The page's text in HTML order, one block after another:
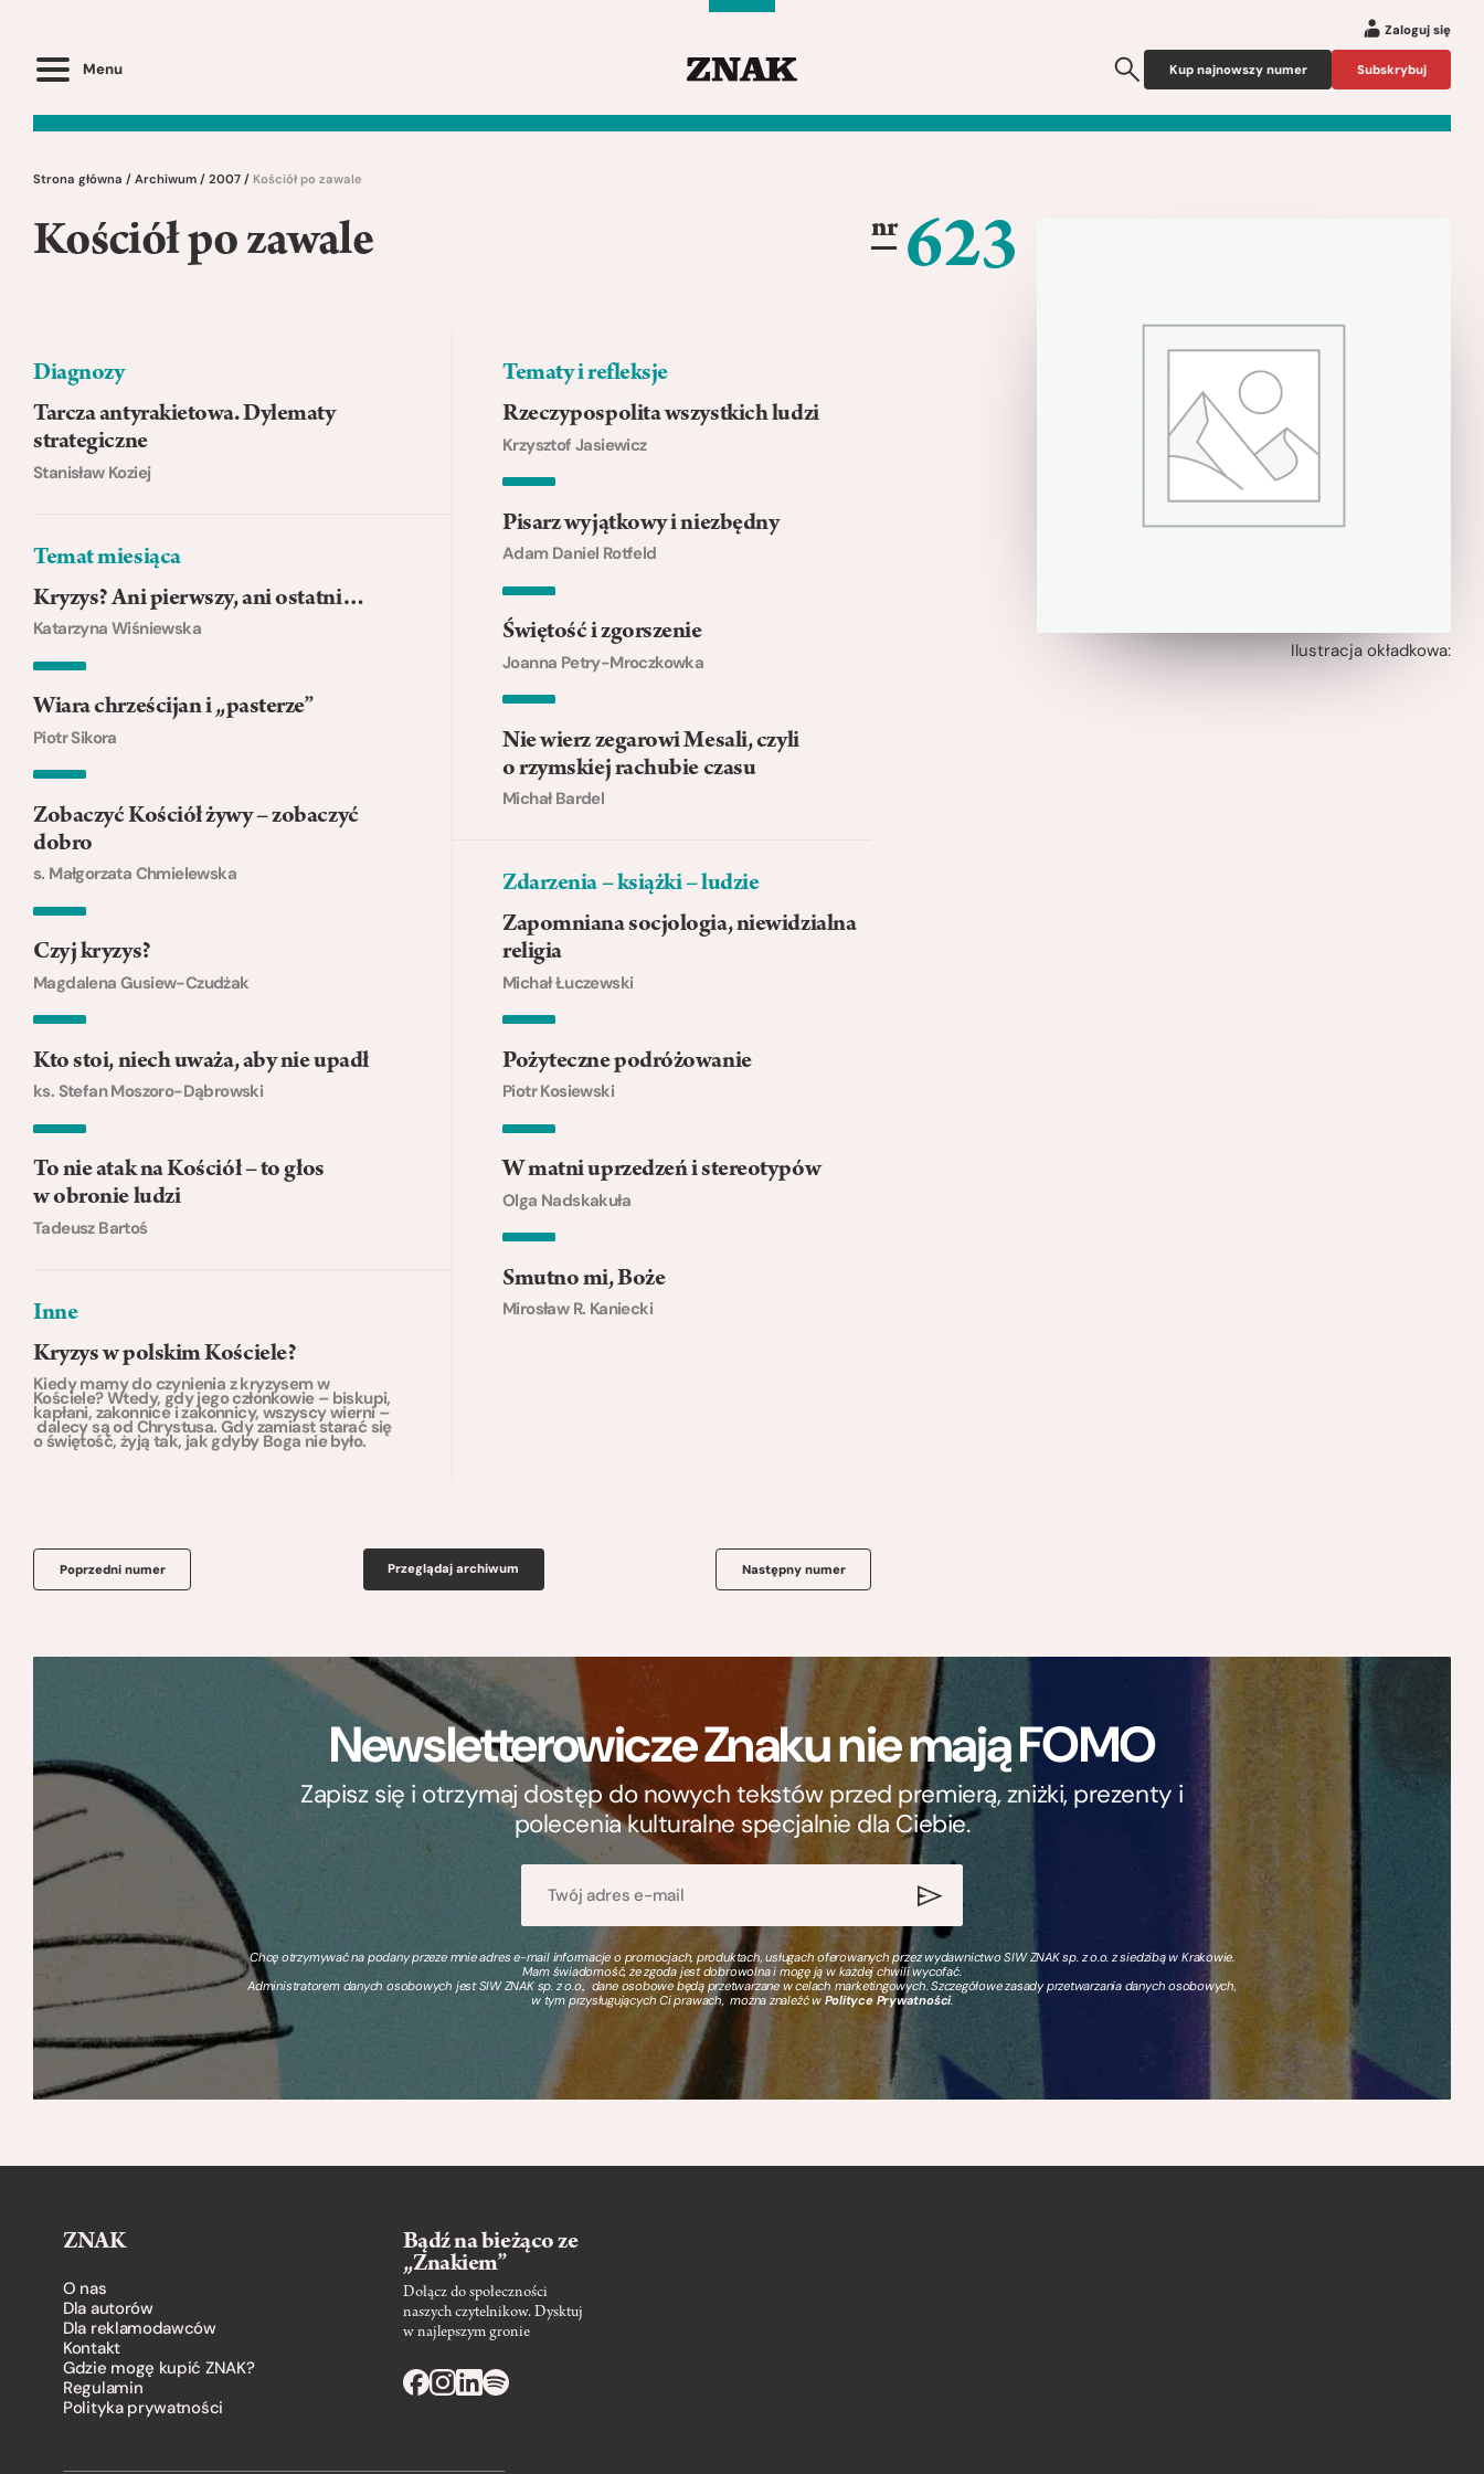
Menu
Zaloguj się
Kup najnowszy numer Subskrybuj
Strona główna / Archiwum / 2007 / Kościół po zawale
Kościół po zawale
Diagnozy
Tarcza antyrakietowa. Dylematy
strategiczne
Stanisław Koziej
Temat miesiąca
Kryzys? Ani pierwszy, ani ostatni…
Katarzyna Wiśniewska
Wiara chrześcijan i „pasterze”
Piotr Sikora
Zobaczyć Kościół żywy – zobaczyć
dobro
s. Małgorzata Chmielewska
Czyj kryzys?
Magdalena Gusiew-Czudżak
Kto stoi, niech uważa, aby nie upadł
ks. Stefan Moszoro-Dąbrowski
To nie atak na Kościół – to głos
w obronie ludzi
Tadeusz Bartoś
Inne
Kryzys w polskim Kościele?
Kiedy mamy do czynienia z kryzysem w
Kościele? Wtedy, gdy jego członkowie – biskupi,
kapłani, zakonnice i zakonnicy, wszyscy wierni –
dalecy są od Chrystusa. Gdy zamiast starać się
o świętość, żyją tak, jak gdyby Boga nie było.
Tematy i refleksje
Rzeczypospolita wszystkich ludzi
Krzysztof Jasiewicz
Pisarz wyjątkowy i niezbędny
Adam Daniel Rotfeld
Świętość i zgorszenie
Joanna Petry-Mroczkowka
Nie wierz zegarowi Mesali, czyli
o rzymskiej rachubie czasu
Michał Bardel
Zdarzenia – książki – ludzie
Zapomniana socjologia, niewidzialna
religia
Michał Łuczewski
Pożyteczne podróżowanie
Piotr Kosiewski
W matni uprzedzeń i stereotypów
Olga Nadskakuła
Smutno mi, Boże
Mirosław R. Kaniecki
Poprzedni numer Przeglądaj archiwum Następny numer
nr 623
Ilustracja okładkowa:
Newsletterowicze Znaku nie mają FOMO
Zapisz się i otrzymaj dostęp do nowych tekstów przed premierą, zniżki, prezenty i
polecenia kulturalne specjalnie dla Ciebie.
Chcę otrzymywać na podany przeze mnie adres e-mail informacje o promocjach, produktach, usługach oferowanych przez wydawnictwo SIW ZNAK sp. z o.o. z siedzibą w Krakowie.
Mam świadomość, że zgoda jest dobrowolna i mogę ją w każdej chwili wycofać.
Administratorem danych osobowych jest SIW ZNAK sp. z o.o., dane osobowe będą przetwarzane w celach marketingowych. Szczegółowe zasady przetwarzania danych osobowych,
w tym przysługujących Ci prawach, można znaleźć wPolityce Prywatności.
ZNAK
O nas
Dla autorów
Dla reklamodawców
Kontakt
Gdzie mogę kupić ZNAK?
Regulamin
Polityka prywatności
Bądź na bieżąco ze
„Znakiem”
Dołącz do społeczności
naszych czytelnikow. Dysktuj
w najlepszym gronie